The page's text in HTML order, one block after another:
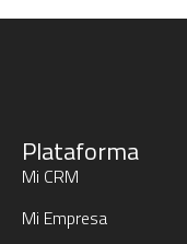
Plataforma
Mi CRM
Mi Empresa